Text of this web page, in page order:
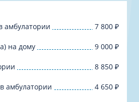
амбулатории 7 800 ₽
на дому 9 000 ₽
8 850 ₽
амбулатории 4 650 ₽